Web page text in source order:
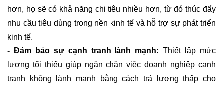
hơn, họ sẽ có khả năng chi tiêu nhiều hơn, từ đó thúc đẩy
nhu cầu tiêu dùng trong nền kinh tế và hỗ trợ sự phát triển
kinh tế.
- Đảm bảo sự cạnh tranh lành mạnh:Thiết lập mức
lương tối thiểu giúp ngăn chặn việc doanh nghiệp cạnh
tranh không lành mạnh bằng cách trả lương thấp cho